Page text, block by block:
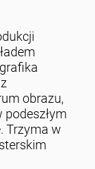
obrazu,
Trzyma w